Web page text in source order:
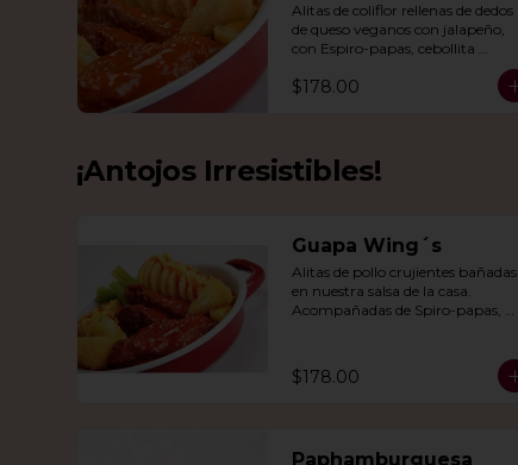
Alitas de coliflor rellenas de dedos
de queso veganos con jalapeño,
con Espiro-papas, cebollita
cambray y bastones de apio y tu
salsa favorita.
$178.00
¡Antojos Irresistibles!
Guapa Wing´s
Alitas de pollo crujientes bañadas
en nuestra salsa de la casa.
Acompañadas de Spiro-papas,
$178.00
Paphamburguesa